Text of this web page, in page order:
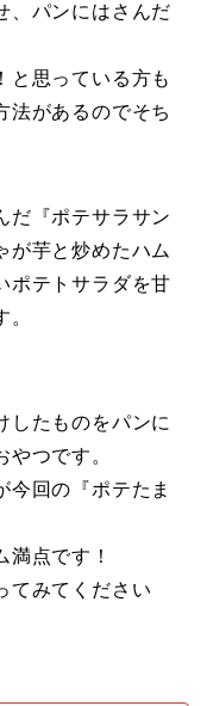
、パンにはさんだ
と思っている方も
法があるのでそち
だ『ポテサラサン
が芋と炒めたハム
ポテトサラダを甘
したものをパンに
つです。
今回の『ポテたま
点です！
てみてください